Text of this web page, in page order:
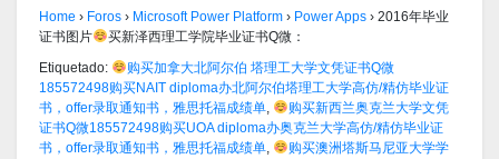
Home › Foros › Microsoft Power Platform › Power Apps › 2016年毕业
证书图片
买新泽西理工学院毕业证书Q微：
Etiquetado:
购买加拿大北阿尔伯 塔理工大学文凭证书Q微
185572498购买NAIT diploma办北阿尔伯塔理工大学高仿/精仿毕业证
书，offer录取通知书，雅思托福成绩单,
购买新西兰奥克兰大学文凭
证书Q微185572498购买UOA diploma办奥克兰大学高仿/精仿毕业证
书，offer录取通知书，雅思托福成绩单,
购买澳洲塔斯马尼亚大学学